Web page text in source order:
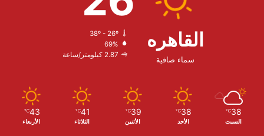
القاهره
سماء صافية
38º - 26º
69%
2.87 كيلومتر/ساعة
38
℃
السبت
38
℃
الأحد
39
℃
الأثنين
41
℃
الثلاثاء
43
℃
الأربعاء